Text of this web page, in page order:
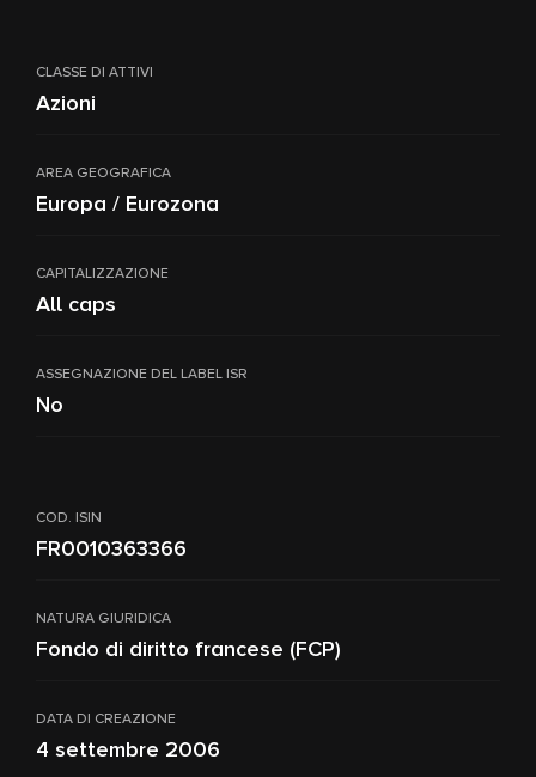
CLASSE DI ATTIVI
Azioni
AREA GEOGRAFICA
Europa / Eurozona
CAPITALIZZAZIONE
All caps
ASSEGNAZIONE DEL LABEL ISR
No
COD. ISIN
FR0010363366
NATURA GIURIDICA
Fondo di diritto francese (FCP)
DATA DI CREAZIONE
4 settembre 2006